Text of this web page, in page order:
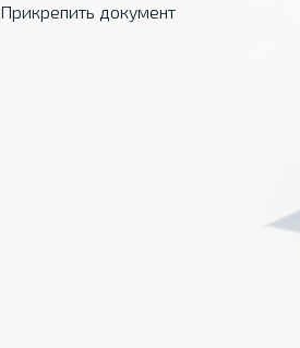
Прикрепить документ